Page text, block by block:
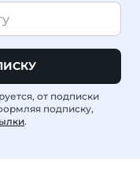
от подписки
подписку,
.